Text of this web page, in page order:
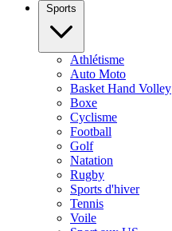
Sports
Athlétisme
Auto Moto
Basket Hand Volley
Boxe
Cyclisme
Football
Golf
Natation
Rugby
Sports d'hiver
Tennis
Voile